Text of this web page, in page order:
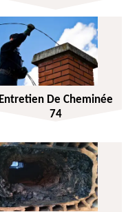
Entretien De Cheminée
74